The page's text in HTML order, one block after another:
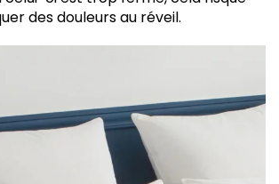
des douleurs au réveil.